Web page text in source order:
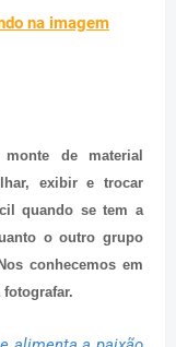
na imagem
de material
exibir e trocar
quando se tem a
ooutro grupo
conhecemos em